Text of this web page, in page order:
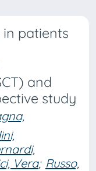
in patients
and
study
Vera; Russo,